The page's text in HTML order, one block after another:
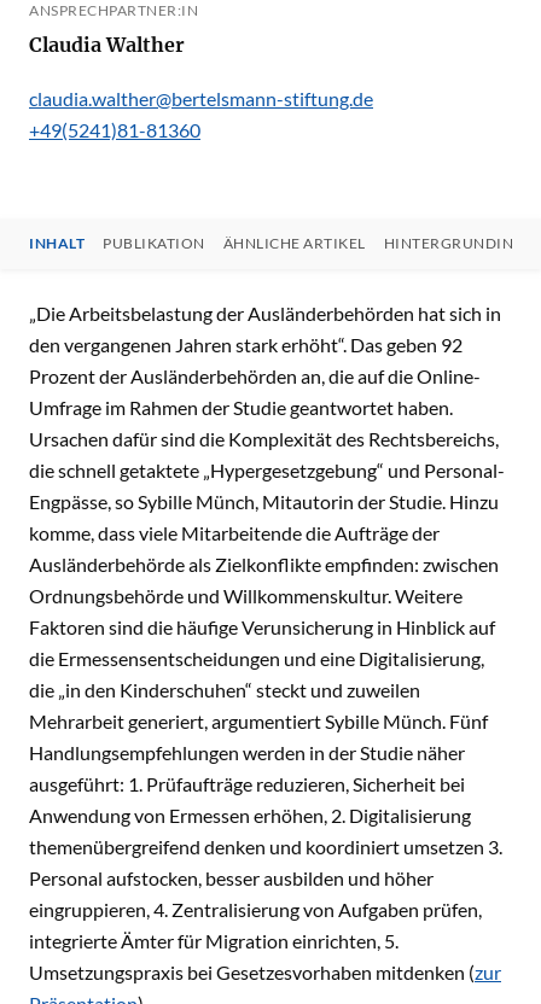
ANSPRECHPARTNER:IN
Claudia Walther
claudia.walther@bertelsmann-stiftung.de
+49(5241)81-81360
INHALT PUBLIKATION ÄHNLICHE ARTIKEL
INHALT
„Die Arbeitsbelastung der Ausländerbehörden hat sich in
den vergangenen Jahren stark erhöht“. Das geben 92
Prozent der Ausländerbehörden an, die auf die Online-
Umfrage im Rahmen der Studie geantwortet haben.
Ursachen dafür sind die Komplexität des Rechtsbereichs,
die schnell getaktete „Hypergesetzgebung“ und Personal-
Engpässe, so Sybille Münch, Mitautorin der Studie. Hinzu
komme, dass viele Mitarbeitende die Aufträge der
Ausländerbehörde als Zielkonflikte empfinden: zwischen
Ordnungsbehörde und Willkommenskultur. Weitere
Faktoren sind die häufige Verunsicherung in Hinblick auf
die Ermessensentscheidungen und eine Digitalisierung,
die „in den Kinderschuhen“ steckt und zuweilen
Mehrarbeit generiert, argumentiert Sybille Münch. Fünf
Handlungsempfehlungen werden in der Studie näher
ausgeführt: 1. Prüfaufträge reduzieren, Sicherheit bei
Anwendung von Ermessen erhöhen, 2. Digitalisierung
themenübergreifend denken und koordiniert umsetzen 3.
Personal aufstocken, besser ausbilden und höher
eingruppieren, 4. Zentralisierung von Aufgaben prüfen,
integrierte Ämter für Migration einrichten, 5.
Umsetzungspraxis bei Gesetzesvorhaben mitdenken (zur